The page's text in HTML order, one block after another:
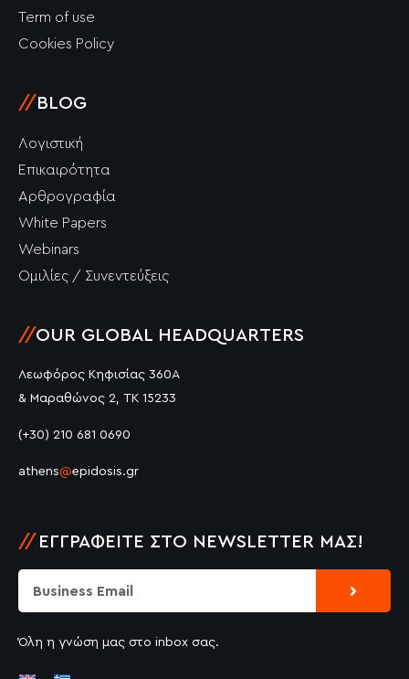
Term of use
Cookies Policy
// BLOG
Λογιστική
Επικαιρότητα
Αρθρογραφία
White Papers
Webinars
Ομιλίες / Συνεντεύξεις
//OUR GLOBAL HEADQUARTERS
Λεωφόρος Κηφισίας 360Α
& Μαραθώνος 2, ΤΚ 15233
(+30) 210 681 0690
athens@epidosis.gr
// ΕΓΓΡΑΦΕΊΤΕ ΣΤΟ NEWSLETTER ΜΑΣ!
Submit
Όλη η γνώση μας στο inbox σας.